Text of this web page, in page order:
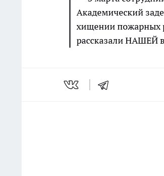
Академический
хищении пожарных
рассказали НАШЕЙ